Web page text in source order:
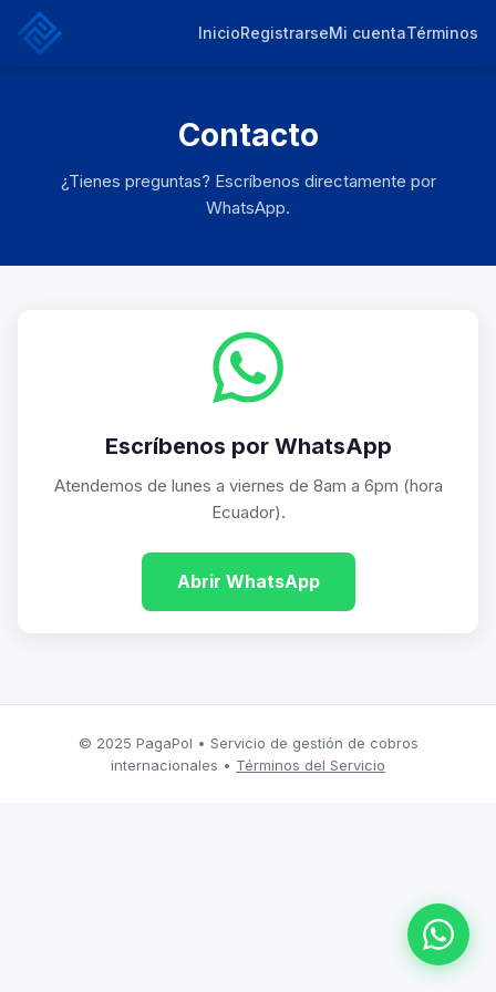
InicioRegistrarseMi cuentaTérminos
Contacto
¿Tienes preguntas? Escríbenos directamente por
WhatsApp.
Escríbenos por WhatsApp
Atendemos de lunes a viernes de 8am a 6pm (hora
Ecuador).
Abrir WhatsApp
© 2025 PagaPol • Servicio de gestión de cobros
internacionales • Términos del Servicio